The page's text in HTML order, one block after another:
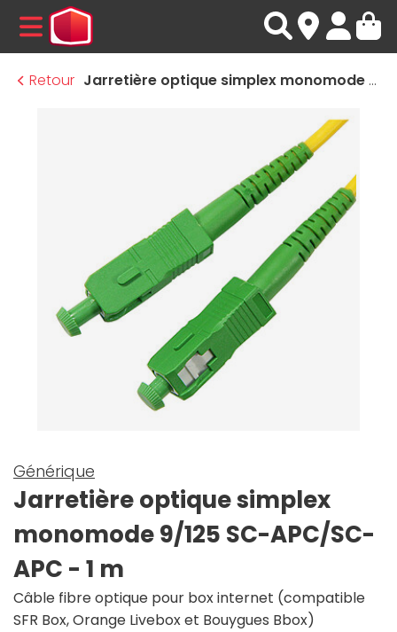
MENU
Retour
Jarretière optique simplex monomode 9/125 SC-APC/SC-APC - 1 m
Générique
Jarretière optique simplex
monomode 9/125 SC-APC/SC-
APC - 1 m
Câble fibre optique pour box internet (compatible
SFR Box, Orange Livebox et Bouygues Bbox)